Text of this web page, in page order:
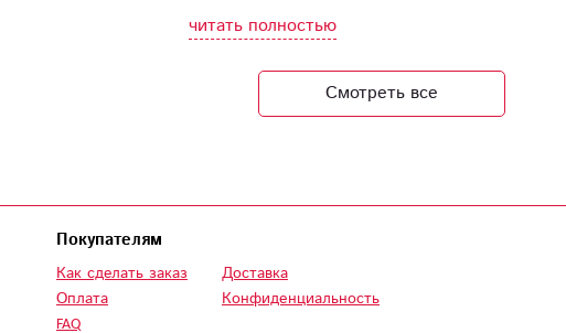
читать полностью
Смотреть все
Покупателям
Как сделать заказ
Оплата
FAQ
Доставка
Конфиденциальность